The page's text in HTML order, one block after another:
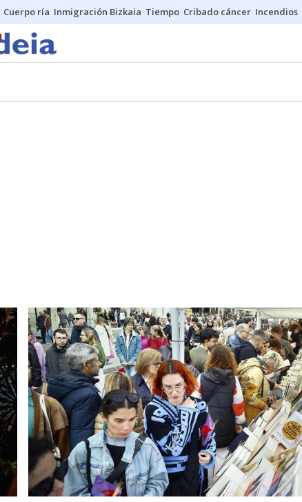
Cuerpo ría Inmigración Bizkaia Tiempo Cribado cáncer Incendios